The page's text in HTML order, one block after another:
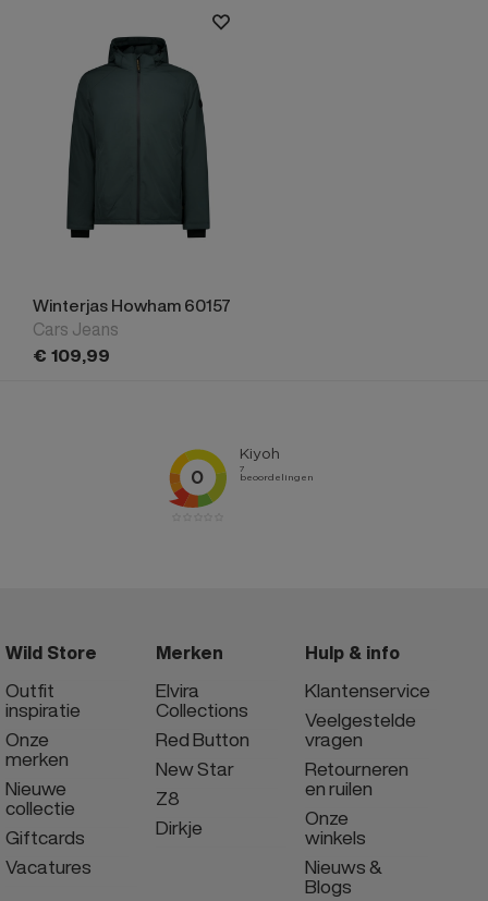
Winterjas Howham 60157
Cars Jeans
€ 109,99
Wild Store
Outfit
inspiratie
Onze
merken
Nieuwe
collectie
Giftcards
Vacatures
Merken
Elvira
Collections
Red Button
New Star
Z8
Dirkje
Hulp & info
Klantenservice
Veelgestelde
vragen
Retourneren
en ruilen
Onze
winkels
Nieuws &
Blogs